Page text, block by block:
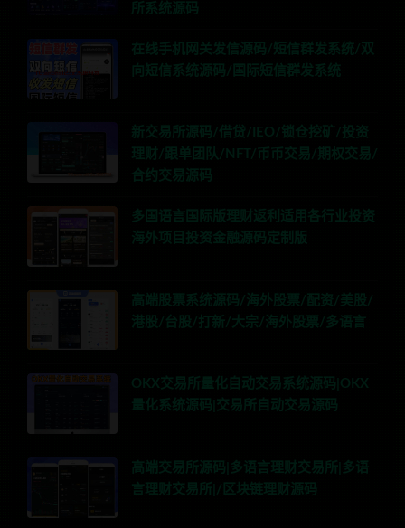
所系统源码
在线手机网关发信源码/短信群发系统/双
向短信系统源码/国际短信群发系统
新交易所源码/借贷/IEO/锁仓挖矿/投资
理财/跟单团队/NFT/币币交易/期权交易/
合约交易源码
多国语言国际版理财返利适用各行业投资
海外项目投资金融源码定制版
高端股票系统源码/海外股票/配资/美股/
港股/台股/打新/大宗/海外股票/多语言
OKX交易所量化自动交易系统源码|OKX
量化系统源码|交易所自动交易源码
高端交易所源码|多语言理财交易所|多语
言理财交易所|/区块链理财源码